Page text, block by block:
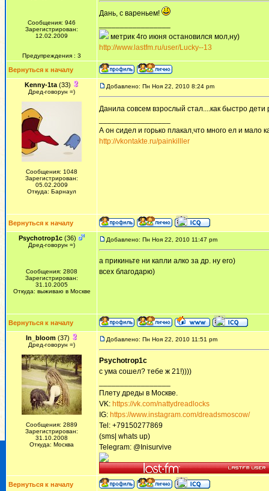
Сообщения: 946
Зарегистрирован:
12.02.2009
Предупреждения : 3
Дань, с вареньем!
метрик 4го июня остановился мол,ну)
http://www.lastfm.ru/user/Lucky--13
Вернуться к началу
Kenny-1ta(33)
Дред-говорун =)
Сообщения: 1048
Зарегистрирован:
05.02.2009
Откуда: Барнаул
Добавлено: Пн Ноя 22, 2010 8:24 pm
Данила совсем взрослый стал....как быстро дети
А он сидел и горько плакал,что много ел и мало
http://vkontakte.ru/painkilller
Вернуться к началу
Psychotrop1c (36)
Дред-говорун =)
Сообщения: 2808
Зарегистрирован:
31.10.2005
Откуда: выживаю в Москве
Добавлено: Пн Ноя 22, 2010 11:47 pm
а прикиньте ни капли алко за др. ну его)
всех благодарю)
Вернуться к началу
In_bloom(37)
Дред-говорун =)
Сообщения: 2889
Зарегистрирован:
31.10.2008
Откуда: Москва
Добавлено: Пн Ноя 22, 2010 11:51 pm
Psychotrop1c
с ума сошел? тебе ж 21!))))
Плету дреды в Москве.
VK: https://vk.com/nattydreadlocks
IG: https://www.instagram.com/dreadsmoscow/
Tel: +79150277869
(sms| whats up)
Telegram: @Inisurvive
Вернуться к началу